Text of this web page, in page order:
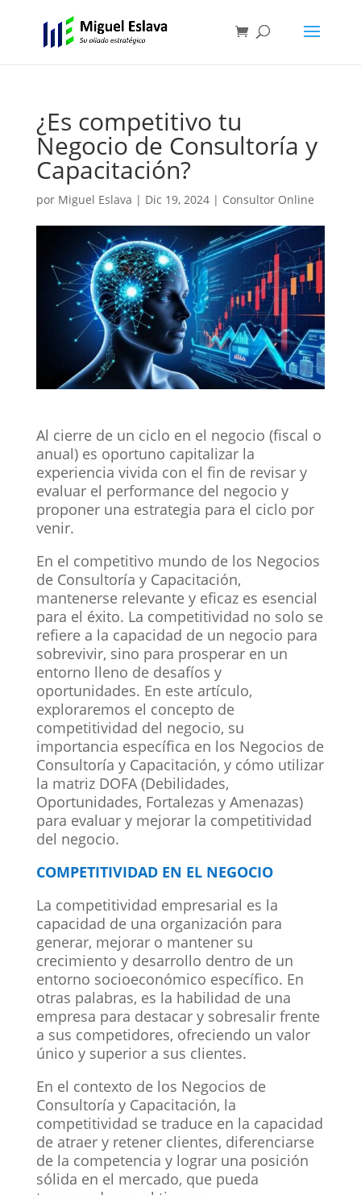
¿Es competitivo tu
Negocio de Consultoría y
Capacitación?
por Miguel Eslava | Dic 19, 2024| Consultor Online
Al cierre de un ciclo en el negocio (fiscal o
anual) es oportuno capitalizar la
experiencia vivida con el fin de revisar y
evaluar el performance del negocio y
proponer una estrategia para el ciclo por
venir.
En el competitivo mundo de los Negocios
de Consultoría y Capacitación,
mantenerse relevante y eficaz es esencial
para el éxito. La competitividad no solo se
refiere a la capacidad de un negocio para
sobrevivir, sino para prosperar en un
entorno lleno de desafíos y
oportunidades. En este artículo,
exploraremos el concepto de
competitividad del negocio, su
importancia específica en los Negocios de
Consultoría y Capacitación, y cómo utilizar
la matriz DOFA (Debilidades,
Oportunidades, Fortalezas y Amenazas)
para evaluar y mejorar la competitividad
del negocio.
COMPETITIVIDAD EN EL NEGOCIO
La competitividad empresarial es la
capacidad de una organización para
generar, mejorar o mantener su
crecimiento y desarrollo dentro de un
entorno socioeconómico específico. En
otras palabras, es la habilidad de una
empresa para destacar y sobresalir frente
a sus competidores, ofreciendo un valor
único y superior a sus clientes.
En el contexto de los Negocios de
Consultoría y Capacitación, la
competitividad se traduce en la capacidad
de atraer y retener clientes, diferenciarse
de la competencia y lograr una posición
sólida en el mercado, que pueda